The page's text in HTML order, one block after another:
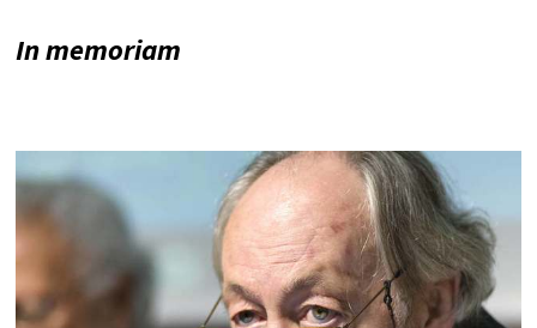
In memoriam